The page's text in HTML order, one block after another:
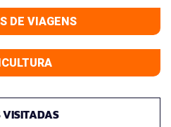
DE VIAGENS
VISITADAS